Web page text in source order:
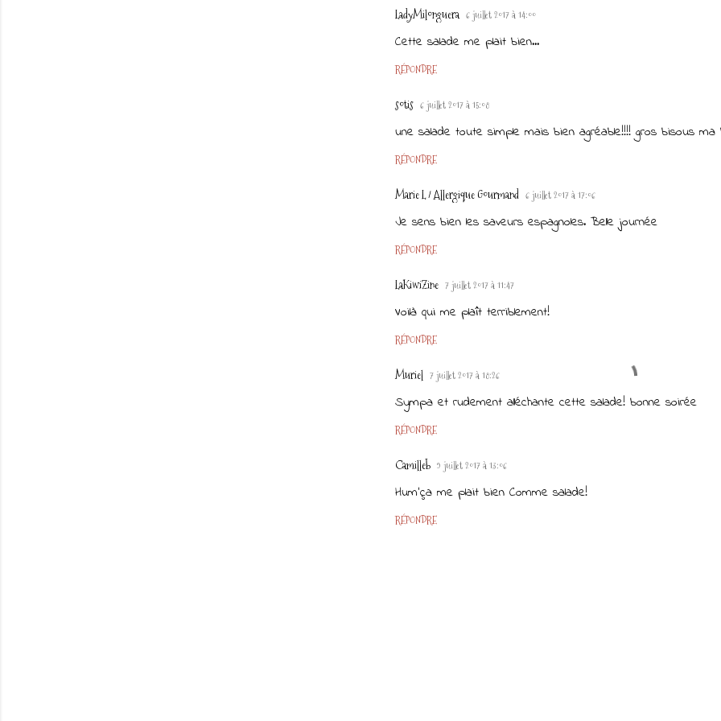
LadyMilonguera 6 juillet 2017 à 14:00
Cette salade me plait bien...
RÉPONDRE
sotis 6 juillet 2017 à 15:08
une salade toute simple mais bien agréable!!!! gros bisous ma
RÉPONDRE
Marie L / Allergique Gourmand 6 juillet 2017 à 17:06
Je sens bien les saveurs espagnoles. Belle journée
RÉPONDRE
LaKiwiZine 7 juillet 2017 à 11:47
Voilà qui me plaît terriblement!
RÉPONDRE
Muriel 7 juillet 2017 à 18:26
Sympa et rudement alléchante cette salade! bonne soirée
RÉPONDRE
Camilleb 9 juillet 2017 à 13:06
Hum'ça me plait bien Comme salade!
RÉPONDRE